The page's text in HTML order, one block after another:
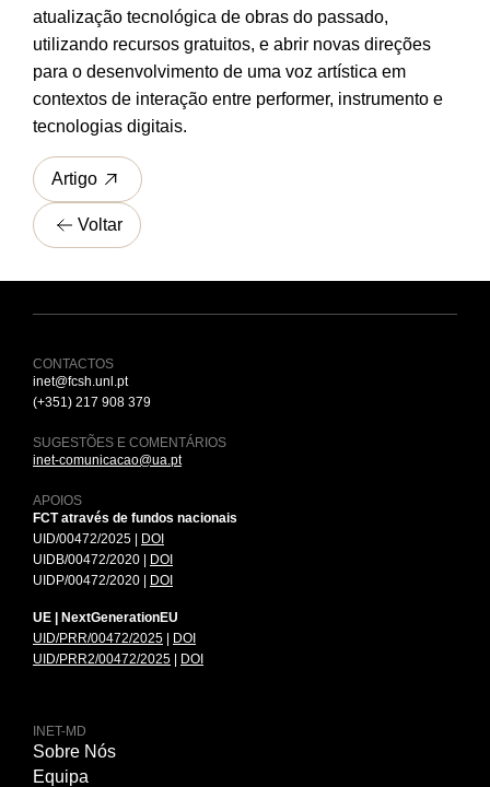
atualização tecnológica de obras do passado,
utilizando recursos gratuitos, e abrir novas direções
para o desenvolvimento de uma voz artística em
contextos de interação entre performer, instrumento e
tecnologias digitais.
Artigo
Voltar
CONTACTOS
inet@fcsh.unl.pt
(+351) 217 908 379
SUGESTÕES E COMENTÁRIOS
inet-comunicacao@ua.pt
APOIOS
FCT através de fundos nacionais
UID/00472/2025 |
DOI
UIDB/00472/2020 |
DOI
UIDP/00472/2020 |
DOI
UE | NextGenerationEU
UID/PRR/00472/2025
DOI
UID/PRR2/00472/2025
DOI
INET-MD
Sobre Nós
Equipa